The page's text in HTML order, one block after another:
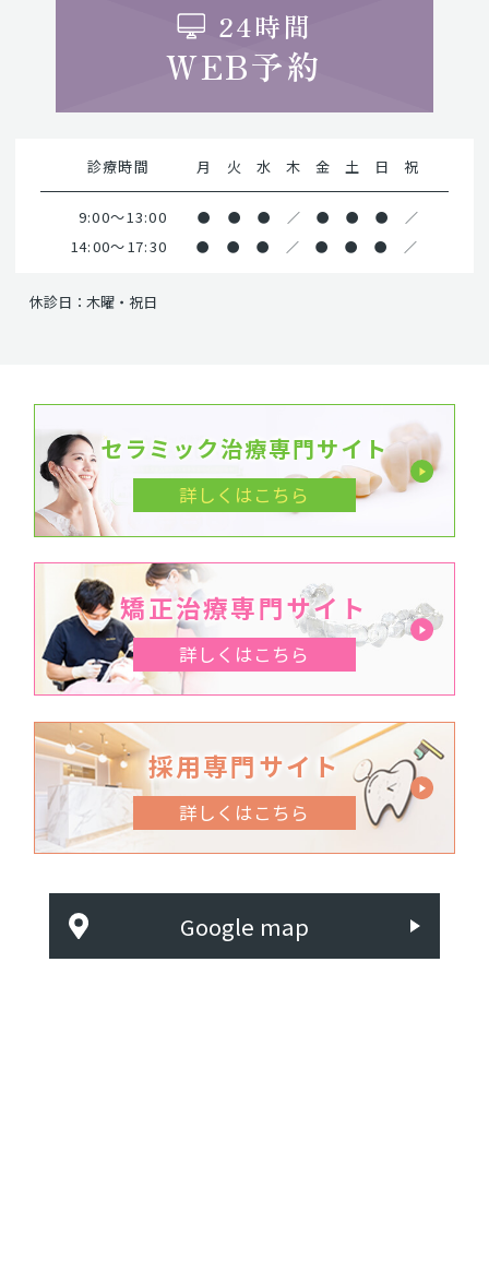
24時間
WEB予約
診療時間 月 火 水 木 金 土 日 祝
9:00～13:00 ● ● ● ／ ● ● ● ／
14:00～17:30 ● ● ● ／ ● ● ● ／
休診日：木曜・祝日
セラミック治療専門サイト
詳しくはこちら
矯正治療専門サイト
詳しくはこちら
採用専門サイト
詳しくはこちら
Google map